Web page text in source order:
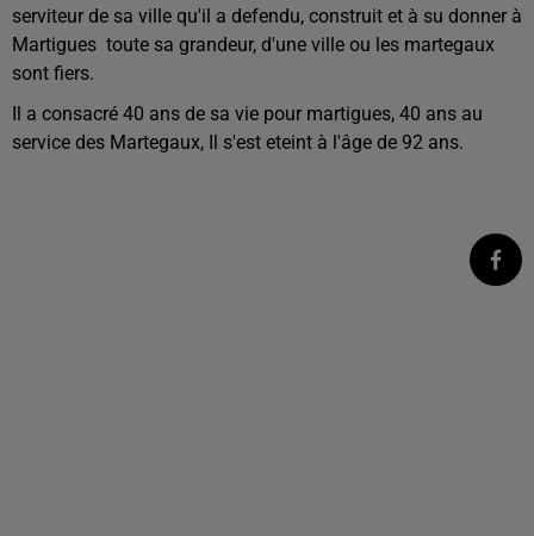
serviteur de sa ville qu'il a defendu, construit et à su donner à
Martigues toute sa grandeur, d'une ville ou les martegaux
sont fiers.
Il a consacré 40 ans de sa vie pour martigues, 40 ans au
service des Martegaux, Il s'est eteint à l'âge de 92 ans.